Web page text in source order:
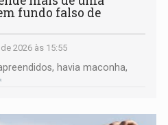
fundo falso de
2026 às 15:55
havia maconha,